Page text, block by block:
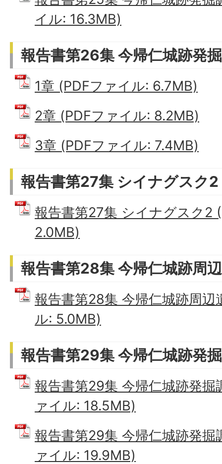
イル: 16.3MB)
報告書第26集 今帰仁城跡発
1章 (PDFファイル: 6.7MB)
2章 (PDFファイル: 8.2MB)
3章 (PDFファイル: 7.4MB)
報告書第27集 シイナグスク2
報告書第27集 シイナグスク2
2.0MB)
報告書第28集 今帰仁城跡周
報告書第28集 今帰仁城跡周
ル: 5.0MB)
報告書第29集 今帰仁城跡発
報告書第29集 今帰仁城跡発
ァイル: 18.5MB)
報告書第29集 今帰仁城跡発
ァイル: 19.9MB)